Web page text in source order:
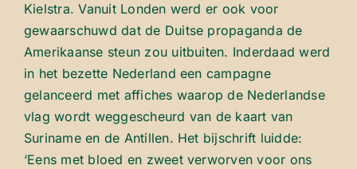
Kielstra. Vanuit Londen werd er ook voor
gewaarschuwd dat de Duitse propaganda de
Amerikaanse steun zou uitbuiten. Inderdaad werd
in het bezette Nederland een campagne
gelanceerd met affiches waarop de Nederlandse
vlag wordt weggescheurd van de kaart van
Suriname en de Antillen. Het bijschrift luidde:
‘Eens met bloed en zweet verworven voor ons